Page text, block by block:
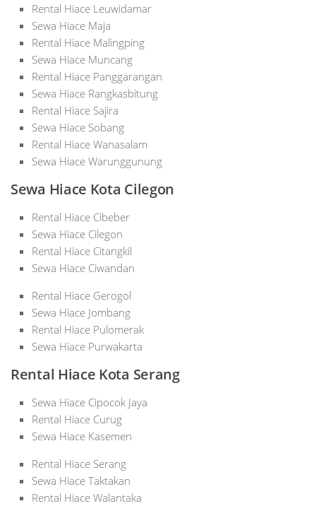
Rental Hiace Leuwidamar
Sewa Hiace Maja
Rental Hiace Malingping
Sewa Hiace Muncang
Rental Hiace Panggarangan
Sewa Hiace Rangkasbitung
Rental Hiace Sajira
Sewa Hiace Sobang
Rental Hiace Wanasalam
Sewa Hiace Warunggunung
Sewa Hiace Kota Cilegon
Rental Hiace Cibeber
Sewa Hiace Cilegon
Rental Hiace Citangkil
Sewa Hiace Ciwandan
Rental Hiace Gerogol
Sewa Hiace Jombang
Rental Hiace Pulomerak
Sewa Hiace Purwakarta
Rental Hiace Kota Serang
Sewa Hiace Cipocok Jaya
Rental Hiace Curug
Sewa Hiace Kasemen
Rental Hiace Serang
Sewa Hiace Taktakan
Rental Hiace Walantaka